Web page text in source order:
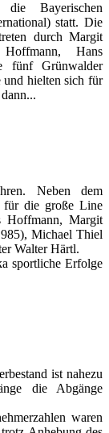
Bayerischen
statt. Die
durch Margit
Hans
fünf Grünwalder
und hielten sich für
Neben dem
für die große Line
Hoffmann, Margit
Michael Thiel
Walter Härtl.
sportliche Erfolge
ist nahezu
die Abgänge
waren